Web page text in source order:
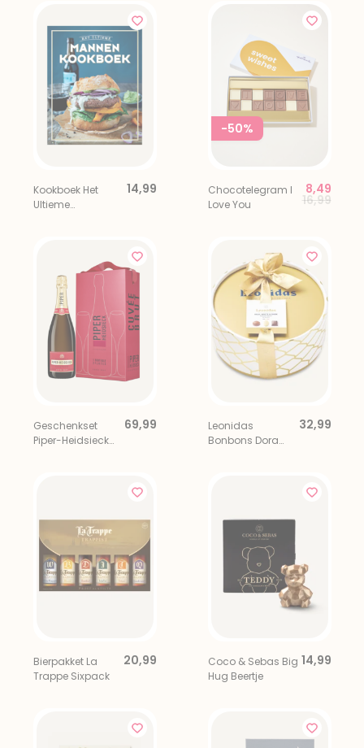
Kookboek Het
Ultieme
14,99
-50%
Chocotelegram I
Love You
Price
16,99to
8,49
Geschenkset
Piper-Heidsieck
69,99
Leonidas
Bonbons Dora
32,99
Bierpakket La
Trappe Sixpack
20,99
Coco & Sebas Big
Hug Beertje
14,99